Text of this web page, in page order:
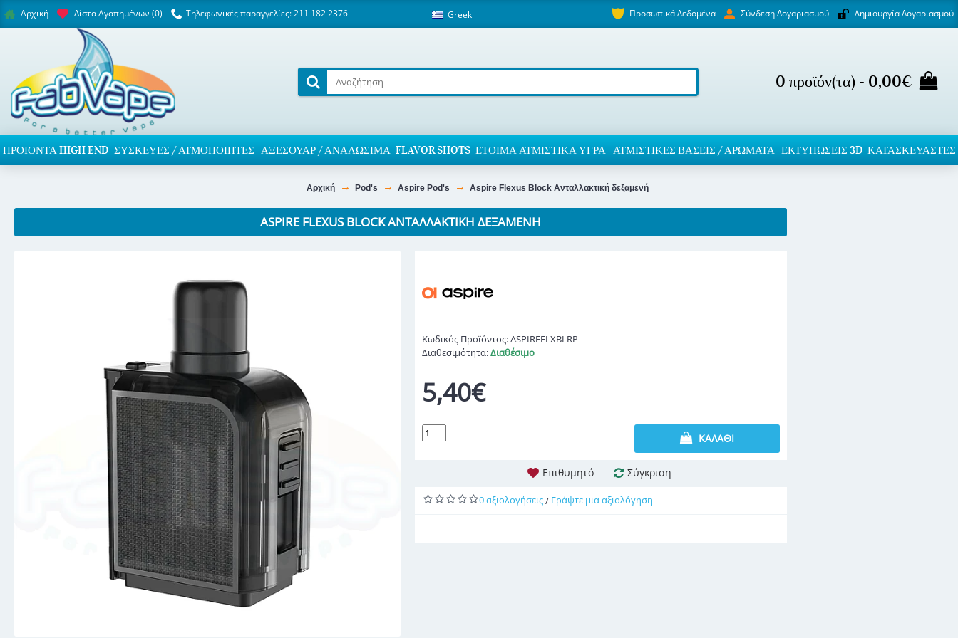
Αρχική Λίστα Αγαπημένων (0) Τηλεφωνικές παραγγελίες: 211 182 2376 Greek Προσωπικά Δεδομένα Σύνδεση Λογαριασμού Δημιουργία Λογαριασμού
0 προϊόν(τα) - 0,00€
ΠΡΟΙΌΝΤΑ HIGH END ΣΥΣΚΕΥΈΣ / ΑΤΜΟΠΟΙΗΤΈΣ ΑΞΕΣΟΥΆΡ / ΑΝΑΛΏΣΙΜΑ FLAVOR SHOTS ΈΤΟΙΜΑ ΑΤΜΙΣΤΙΚΆ ΥΓΡΆ ΑΤΜΙΣΤΙΚΈΣ ΒΆΣΕΙΣ / ΑΡΏΜΑΤΑ ΕΚΤΥΠΏΣΕΙΣ 3D ΚΑΤΑΣΚΕΥΑΣΤΕΣ
Αρχική Pod's Aspire Pod's Aspire Flexus Block Ανταλλακτική δεξαμενή
ASPIRE FLEXUS BLOCK ΑΝΤΑΛΛΑΚΤΙΚΉ ΔΕΞΑΜΕΝΉ
Κωδικός Προϊόντος:ASPIREFLXBLRP
Διαθεσιμότητα:Διαθέσιμο
5,40€
ΚΑΛΆΘΙ
Επιθυμητό Σύγκριση
0 αξιολογήσεις/ Γράψτε μια αξιολόγηση